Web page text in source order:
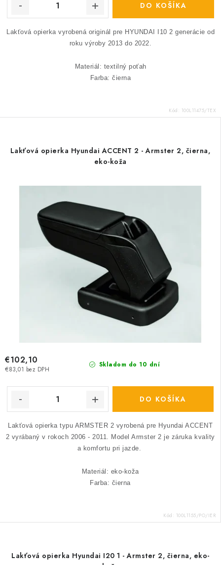
DO KOŠÍKA
Lakťová opierka vyrobená originál pre HYUNDAI I10 2 generácie od
roku výroby 2013 do 2022.
Materiál: textilný poťah
Farba: čierna
Kód: 100L11475/TEX
Lakťová opierka Hyundai ACCENT 2 - Armster 2, čierna,
eko-koža
Skladom do 10 dní
€83,01 bez DPH
€102,10
DO KOŠÍKA
Lakťová opierka typu ARMSTER 2 vyrobená pre Hyundai ACCENT
2 vyrábaný v rokoch 2006 - 2011. Model Armster 2 je záruka kvality
a komfortu pri jazde.
Materiál: eko-koža
Farba: čierna
Kód: 100L1155/PO/IER
Lakťová opierka Hyundai I20 1 - Armster 2, čierna, eko-